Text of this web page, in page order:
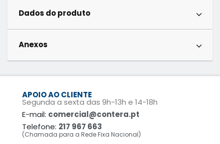
Dados do produto
Anexos
APOIO AO CLIENTE
Segunda a sexta das 9h-13h e 14-18h
E-mail: comercial@contera.pt
Telefone: 217 967 663
(Chamada para a Rede Fixa Nacional)